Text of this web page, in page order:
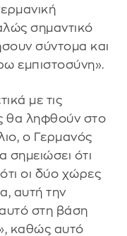
σημαντικό
σύντομα και
εμπιστοσύνη».
με τις
θα ληφθούν στο
ο Γερμανός
ότι
οι δύο χώρες
αυτή την
αυτό στη βάση
καθώς αυτό